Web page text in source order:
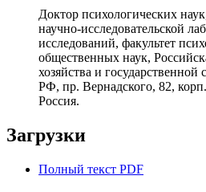
Доктор психологических
научно-исследовательской
исследований, факультет
общественных наук,
хозяйства и
РФ, пр. Вернадского, 82,
Россия.
Загрузки
Полный текст PDF